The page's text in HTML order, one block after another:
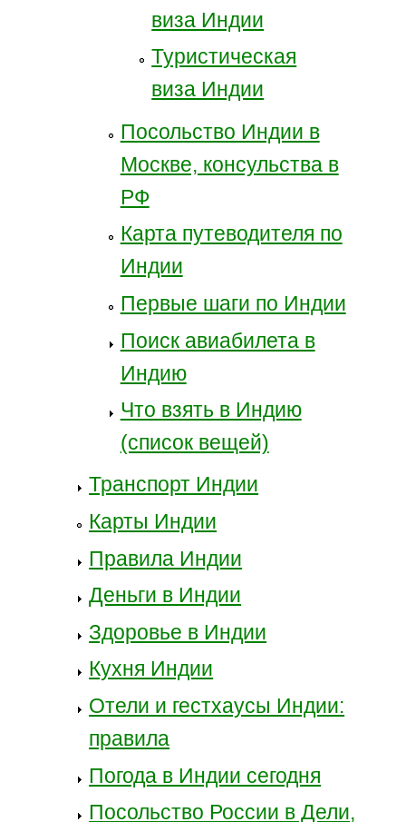
виза Индии
Туристическая
виза Индии
Посольство Индии в
Москве, консульства в
РФ
Карта путеводителя по
Индии
Первые шаги по Индии
Поиск авиабилета в
Индию
Что взять в Индию
(список вещей)
Транспорт Индии
Карты Индии
Правила Индии
Деньги в Индии
Здоровье в Индии
Кухня Индии
Отели и гестхаусы Индии:
правила
Погода в Индии сегодня
Посольство России в Дели,